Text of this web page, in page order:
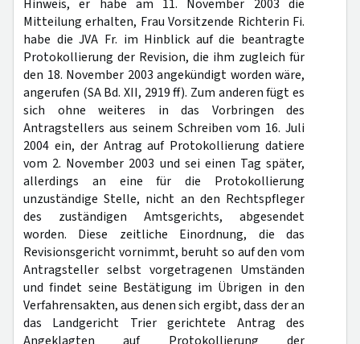
Hinweis, er habe am 11. November 2003 die
Mitteilung erhalten, Frau Vorsitzende Richterin Fi.
habe die JVA Fr. im Hinblick auf die beantragte
Protokollierung der Revision, die ihm zugleich für
den 18. November 2003 angekündigt worden wäre,
angerufen (SA Bd. XII, 2919 ff). Zum anderen fügt es
sich ohne weiteres in das Vorbringen des
Antragstellers aus seinem Schreiben vom 16. Juli
2004 ein, der Antrag auf Protokollierung datiere
vom 2. November 2003 und sei einen Tag später,
allerdings an eine für die Protokollierung
unzuständige Stelle, nicht an den Rechtspfleger
des zuständigen Amtsgerichts, abgesendet
worden. Diese zeitliche Einordnung, die das
Revisionsgericht vornimmt, beruht so auf den vom
Antragsteller selbst vorgetragenen Umständen
und findet seine Bestätigung im Übrigen in den
Verfahrensakten, aus denen sich ergibt, dass der an
das Landgericht Trier gerichtete Antrag des